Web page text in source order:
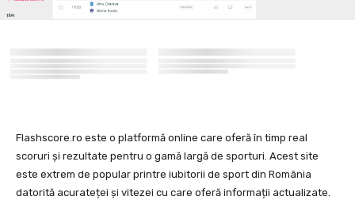
Flashscore.ro este o platformă online care oferă în timp real
scoruri și rezultate pentru o gamă largă de sporturi. Acest site
este extrem de popular printre iubitorii de sport din România
datorită acurateței și vitezei cu care oferă informații actualizate.